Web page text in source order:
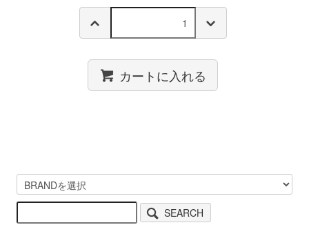
カートに入れる
SEARCH